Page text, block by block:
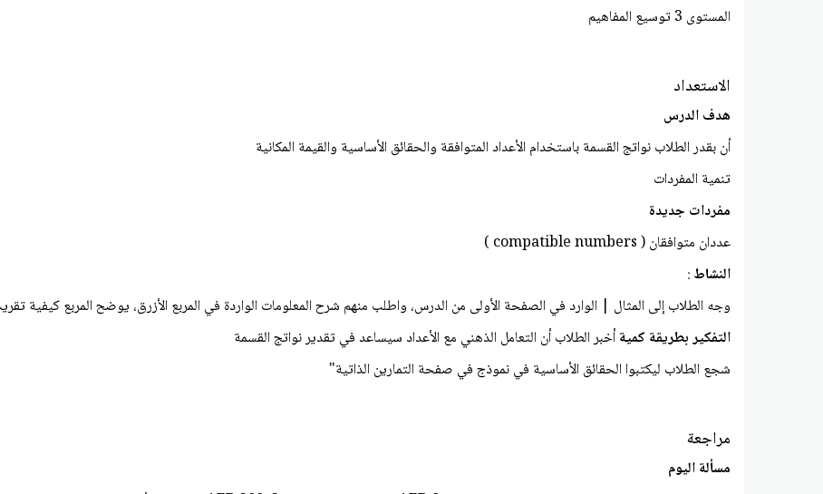
المستوى 3 توسيع المفاهيم
الاستعداد
هدف الدرس
أن بقدر الطلاب نواتج القسمة باستخدام الأعداد المتوافقة والحقائق الأساسية والقيمة المكانية
تنمية المفردات
مفردات جديدة
عددان متوافقان ( compatible numbers )
النشاط:
وجه الطلاب إلى المثال | الوارد في الصفحة الأولى من الدرس، واطلب منهم شرح المعلومات الواردة في المربع الأزرق، يوضح المربع كيفية تقريب 62 إلى 610. بحيث يصبح أسهل للقسمة
التفكير بطريقة كميةأخبر الطلاب أن التعامل الذهني مع الأعداد سيساعد في تقدیر نواتج القسمة
شجع الطلاب ليكتبوا الحقائق الأساسية في نموذج في صفحة التمارين الذاتية"
مراجعة
مسألة اليوم